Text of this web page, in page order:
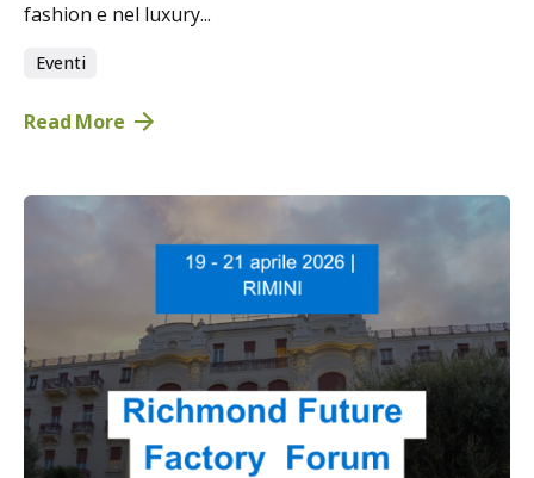
fashion e nel luxury...
Eventi
Read More